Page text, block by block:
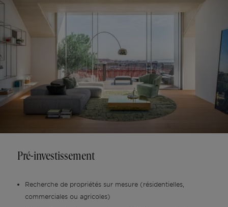
Pré-investissement
Recherche de propriétés sur mesure (résidentielles,
commerciales ou agricoles)